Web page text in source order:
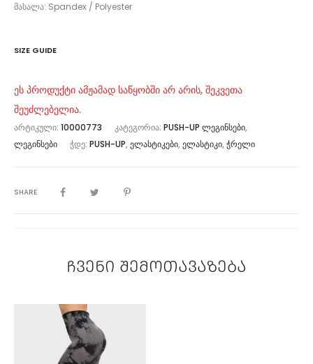
მასალა: Spandex / Polyester
SIZE GUIDE
ეს პროდუქტი ამჟამად საწყობში არ არის, შეკვეთა
შეუძლებელია.
ᲐᲠᲢᲘᲙᲣᲚᲘ: 10000773 ᲙᲐᲢᲔᲒᲝᲠᲘᲐ: PUSH-UP ᲚᲔᲒᲘᲜᲡᲔᲑᲘ,
ᲚᲔᲒᲘᲜᲡᲔᲑᲘ
ᲭᲓᲔ: PUSH-UP, ᲔᲚᲐᲡᲢᲘᲙᲔᲑᲘ, ᲔᲚᲐᲡᲢᲘᲙᲘ, ᲭᲠᲔᲚᲘ
SHARE
ჩვენი შემოთავაზება